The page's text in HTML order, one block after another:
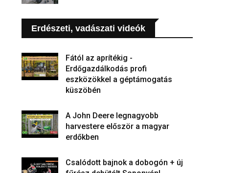
Erdészeti, vadászati videók
Fától az aprítékig -
Erdőgazdálkodás profi
eszközökkel a géptámogatás
küszöbén
A John Deere legnagyobb
harvestere először a magyar
erdőkben
Csalódott bajnok a dobogón + új